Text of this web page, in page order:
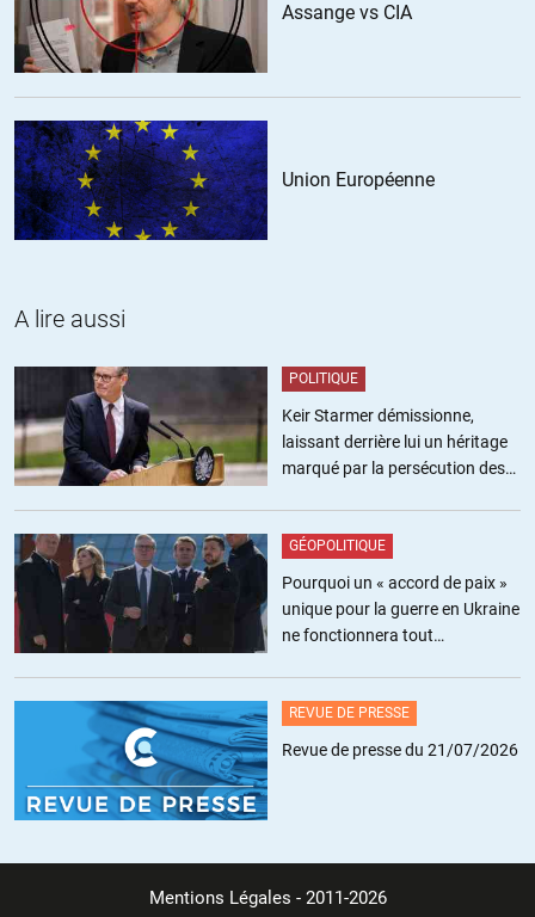
Assange vs CIA
Union Européenne
A lire aussi
POLITIQUE
Keir Starmer démissionne,
laissant derrière lui un héritage
marqué par la persécution des
GÉOPOLITIQUE
Pourquoi un « accord de paix »
unique pour la guerre en Ukraine
ne fonctionnera tout
REVUE DE PRESSE
Revue de presse du 21/07/2026
Mentions Légales - 2011-2026